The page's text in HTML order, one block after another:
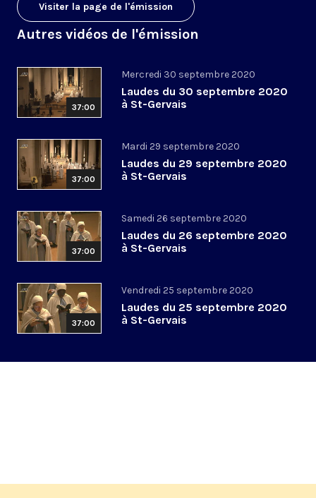
Visiter la page de l'émission
Autres vidéos de l'émission
37:00
Mercredi 30 septembre 2020
Laudes du 30 septembre 2020
à St-Gervais
37:00
Mardi 29 septembre 2020
Laudes du 29 septembre 2020
à St-Gervais
37:00
Samedi 26 septembre 2020
Laudes du 26 septembre 2020
à St-Gervais
37:00
Vendredi 25 septembre 2020
Laudes du 25 septembre 2020
à St-Gervais